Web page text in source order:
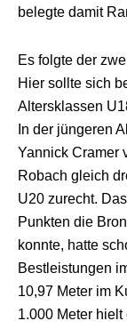
belegte damit
Es folgte der
Hier sollte sich
Altersklassen
In der jüngeren
Yannick Cramer
Robach gleich
U20 zurecht.
Punkten die
konnte, hatte
Bestleistungen
10,97 Meter im
1.000 Meter